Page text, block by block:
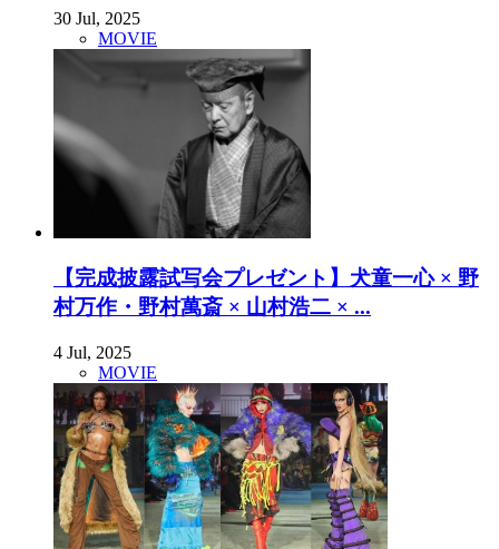
30 Jul, 2025
MOVIE
【完成披露試写会プレゼント】犬童一心 × 野
村万作・野村萬斎 × 山村浩二 × ...
4 Jul, 2025
MOVIE